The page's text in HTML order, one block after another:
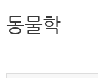
동물학